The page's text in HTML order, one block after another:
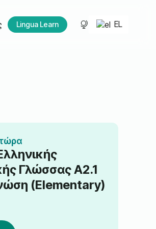
Lingua Learn EL
Γλώσσας A2.1
(Elementary)